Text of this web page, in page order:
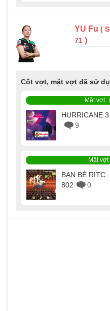
YU Fu(
71 )
Cốt vợt, mặt vợt đã sử
Mặt vợt
HURRICANE 3
9
Mặt vợt
BẠN BÈ RITC
802
0